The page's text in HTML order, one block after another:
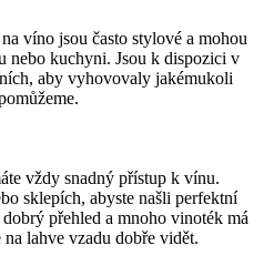
víno jsou často stylové a mohou
nebo kuchyni. Jsou k dispozici v
aby vyhovovaly jakémukoli
vždy snadný přístup k vínu.
sklepích, abyste našli perfektní
přehled a mnoho vinoték má
lahve vzadu dobře vidět.